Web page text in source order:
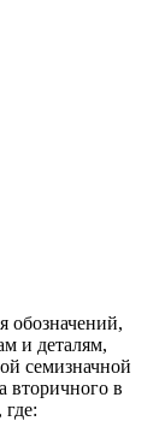
обозначений,
и деталям,
семизначной
вторичного в